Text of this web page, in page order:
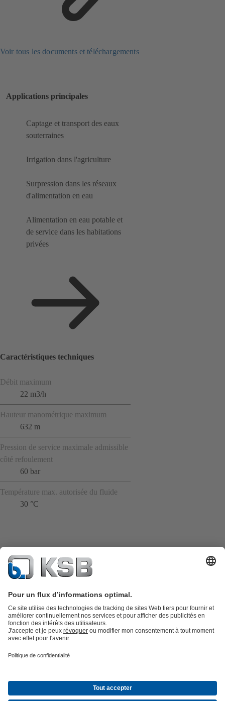
Voir tous les documents et téléchargements
Applications principales
Captage et transport des eaux
souterraines
Irrigation dans l'agriculture
Surpression dans les réseaux
d'alimentation en eau
Alimentation en eau potable et
de service dans les habitations
privées
Caractéristiques techniques
Débit maximum
22 m3/h
Hauteur manométrique maximum
632 m
Pression de service maximale admissible
côté refoulement
60 bar
Température max. autorisée du fluide
30 °C
Catalogue produitsKSB SupremeServ : Pièces de rechange
Opportunités de carrière chez KSB
Media